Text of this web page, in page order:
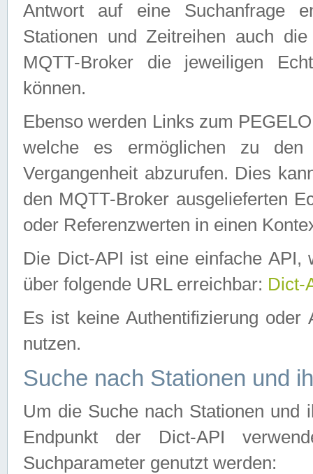
Antwort auf eine Suchanfrage
Stationen und Zeitreihen auch
MQTT-Broker die jeweiligen
können.
Ebenso werden Links zum
welche es ermöglichen zu den
Vergangenheit abzurufen. Dies
den MQTT-Broker ausgelieferten
oder Referenzwerten in einen
Die Dict-API ist eine einfache API,
über folgende URL erreichbar: Dict-
Es ist keine Authentifizierung
nutzen.
Suche nach Stationen und
Um die Suche nach Stationen und
Endpunkt der Dict-API
Suchparameter genutzt werden: